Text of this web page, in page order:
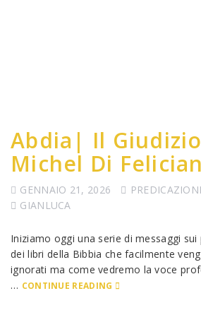
Abdia| Il
Michel Di
GENNAIO 21, 2026 PREDICAZIONI
GIANLUCA
Iniziamo oggi una serie di messaggi
dei libri della Bibbia che facilmente
ignorati ma come vedremo la voce
… CONTINUE READING